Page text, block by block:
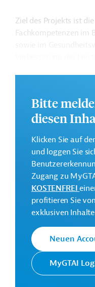
Ziel des Projekts ist
Fachkompetenzen im
Gesundheitswesen
Die Durchführung
Weitere
finden Sie auf der
und im
bereitsteht.
GTAI informiert über
Schwerpunkte,
Gesamtkosten:
35 Millionen US-Dollar
Geberbeitrag:
Bitte
diesen
Klicken Sie auf
und loggen Sie
Zugang zu
KOSTENFREI
profitieren Sie
exklusiven
Neuen
MyGTAI